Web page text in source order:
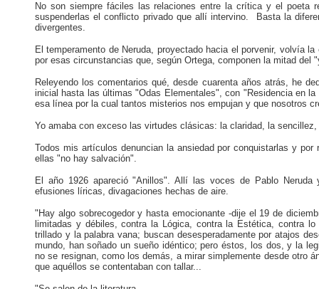
No son siempre fáciles las relaciones entre la crítica y el poeta
suspenderlas el conflicto privado que allí intervino. Basta la
divergentes.
El temperamento de Neruda, proyectado hacia el porvenir, volvía
por esas circunstancias que, según Ortega, componen la mitad del
Releyendo los comentarios qué, desde cuarenta años atrás, he
inicial hasta las últimas "Odas Elementales", con "Residencia en
esa línea por la cual tantos misterios nos empujan y que nosotros
Yo amaba con exceso las virtudes clásicas: la claridad, la
Todos mis artículos denuncian la ansiedad por conquistarlas y
ellas "no hay salvación".
El año 1926 apareció "Anillos". Allí las voces de Pablo Neruda
efusiones líricas, divagaciones hechas de aire.
"Hay algo sobrecogedor y hasta emocionante -dije el 19 de
limitadas y débiles, contra la Lógica, contra la Estética, contra
trillado y la palabra vana; buscan desesperadamente por atajos
mundo, han soñado un sueño idéntico; pero éstos, los dos, y la
no se resignan, como los demás, a mirar simplemente desde otro
que aquéllos se contentaban con tallar...